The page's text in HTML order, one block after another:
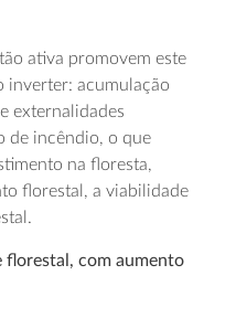
ativa promovem este
inverter: acumulação
externalidades
de incêndio, o que
na floresta,
florestal, a viabilidade
florestal, com aumento